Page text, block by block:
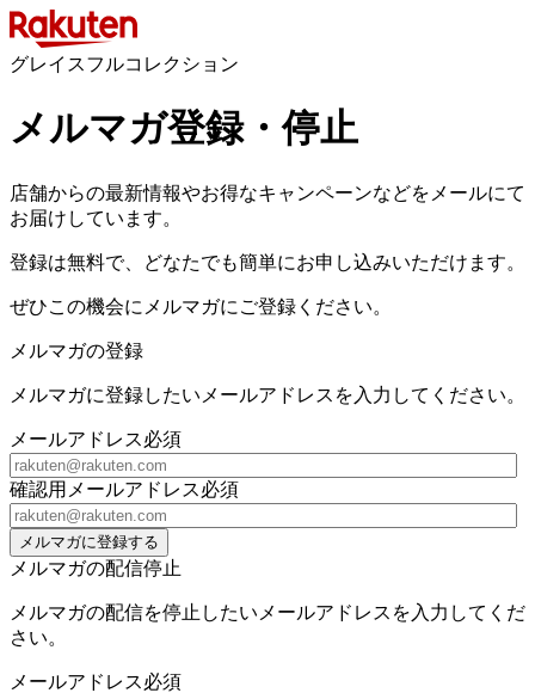
グレイスフルコレクション
メルマガ登録・停止
店舗からの最新情報やお得なキャンペーンなどをメールにて
お届けしています。
登録は無料で、どなたでも簡単にお申し込みいただけます。
ぜひこの機会にメルマガにご登録ください。
メルマガの登録
メルマガに登録したいメールアドレスを入力してください。
メールアドレス必須
確認用メールアドレス必須
メルマガに登録する
メルマガの配信停止
メルマガの配信を停止したいメールアドレスを入力してくだ
さい。
メールアドレス必須